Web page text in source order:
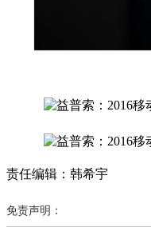
责任编辑：韩希宇
免责声明：